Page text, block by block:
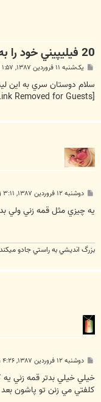
20 فيليپيني خود را به صليب كشيدند +عكس
ت
یک‌شنبه ۱۱ فروردین ۱۳۸۷, ۱:۵۷ ق.ظ
سلام دوستان سري به اين
[External Link Removed for Guests]
ت
دوشنبه ۱۲ فروردین ۱۳۸۷, ۳:۱۱ ق.ظ
يه چيزي مثل قمه زني ولي
بزرگ انديشي به راستي جادو
ت
دوشنبه ۱۲ فروردین ۱۳۸۷, ۴:۲۶ ق.ظ
خيلي خيلي بدتر قمه زني
كلفتي مي زنن تو پاشون